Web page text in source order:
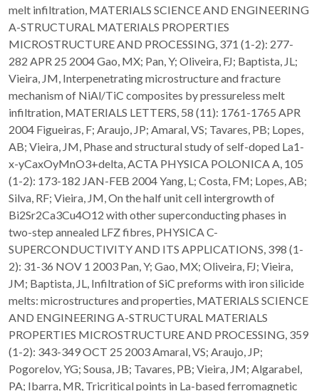
melt infiltration, MATERIALS SCIENCE AND ENGINEERING
A-STRUCTURAL MATERIALS PROPERTIES
MICROSTRUCTURE AND PROCESSING, 371 (1-2): 277-
282 APR 25 2004 Gao, MX; Pan, Y; Oliveira, FJ; Baptista, JL;
Vieira, JM, Interpenetrating microstructure and fracture
mechanism of NiAl/TiC composites by pressureless melt
infiltration, MATERIALS LETTERS, 58 (11): 1761-1765 APR
2004 Figueiras, F; Araujo, JP; Amaral, VS; Tavares, PB; Lopes,
AB; Vieira, JM, Phase and structural study of self-doped La1-
x-yCaxOyMnO3+delta, ACTA PHYSICA POLONICA A, 105
(1-2): 173-182 JAN-FEB 2004 Yang, L; Costa, FM; Lopes, AB;
Silva, RF; Vieira, JM, On the half unit cell intergrowth of
Bi2Sr2Ca3Cu4O12 with other superconducting phases in
two-step annealed LFZ fibres, PHYSICA C-
SUPERCONDUCTIVITY AND ITS APPLICATIONS, 398 (1-
2): 31-36 NOV 1 2003 Pan, Y; Gao, MX; Oliveira, FJ; Vieira,
JM; Baptista, JL, Infiltration of SiC preforms with iron silicide
melts: microstructures and properties, MATERIALS SCIENCE
AND ENGINEERING A-STRUCTURAL MATERIALS
PROPERTIES MICROSTRUCTURE AND PROCESSING, 359
(1-2): 343-349 OCT 25 2003 Amaral, VS; Araujo, JP;
Pogorelov, YG; Sousa, JB; Tavares, PB; Vieira, JM; Algarabel,
PA; Ibarra, MR, Tricritical points in La-based ferromagnetic